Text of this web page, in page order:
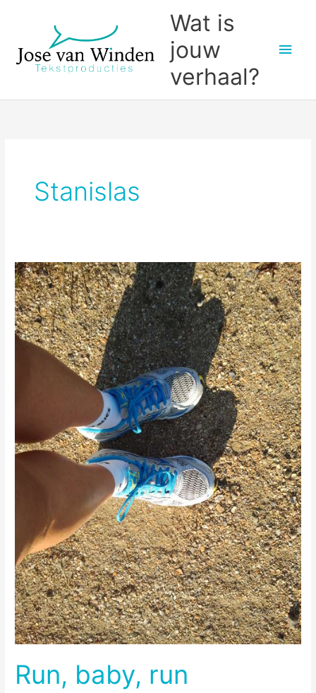
inhoud
Wat is
jouw
verhaal?
Stanislas
Run, baby, run